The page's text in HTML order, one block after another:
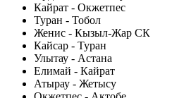
Кайрат - Окжетпес
Туран - Тобол
Женис - Кызыл-Жар СК
Кайсар - Туран
Улытау - Астана
Елимай - Кайрат
Атырау - Жетысу